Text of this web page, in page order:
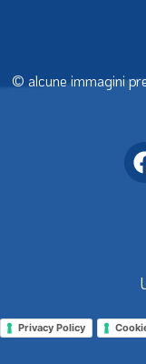
© alcune immagini
Privacy Policy